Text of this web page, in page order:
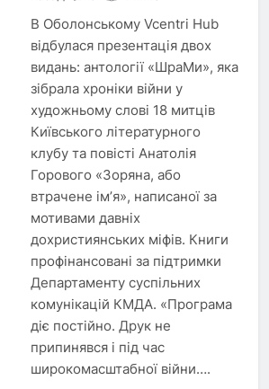
В Оболонському Vcentri Нub
відбулася презентація двох
видань: антології «ШраМи», яка
зібрала хроніки війни у
художньому слові 18 митців
Київського літературного
клубу та повісті Анатолія
Горового «Зоряна, або
втрачене ім’я», написаної за
мотивами давніх
дохристиянських міфів. Книги
профінансовані за підтримки
Департаменту суспільних
комунікацій КМДА. «Програма
діє постійно. Друк не
припинявся і під час
широкомасштабної війни….